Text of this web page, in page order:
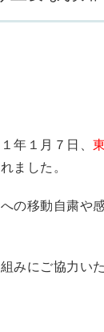
年１月７日、
ました。
の移動自粛や
みにご協力い